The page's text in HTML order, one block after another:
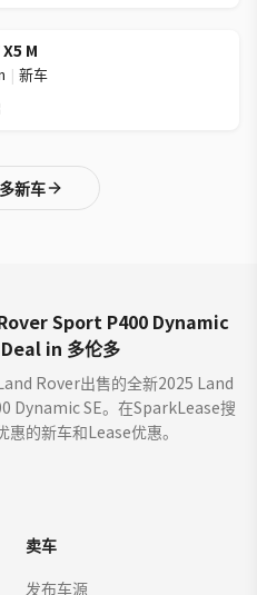
M
| 新车
新车
Sport P400 Dynamic
in 多伦多
Rover出售的全新2025 Land
Dynamic SE。在SparkLease搜
的新车和Lease优惠。
卖车
发布车源